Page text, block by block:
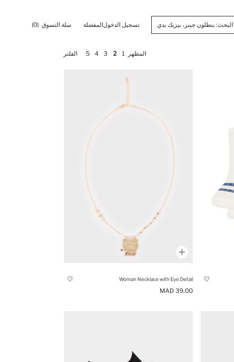
تسجيل الدخولالمفضلة سلة التسوق (0)
المظهر 1
2
3
4
5 الفلتر
Woman Necklace with Eye Detail
39.00 MAD